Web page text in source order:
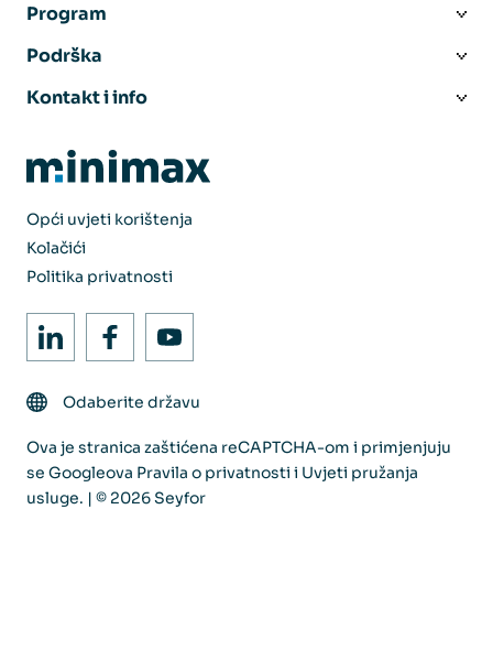
Program
Podrška
Kontakt i info
Opći uvjeti korištenja
Kolačići
Politika privatnosti
Odaberite državu
Ova je stranica zaštićena reCAPTCHA-om i primjenjuju
se Googleova Pravila o privatnosti i Uvjeti pružanja
usluge. | © 2026 Seyfor